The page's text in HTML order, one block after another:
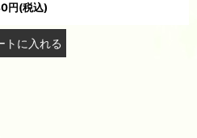
円(税込)
トに入れる